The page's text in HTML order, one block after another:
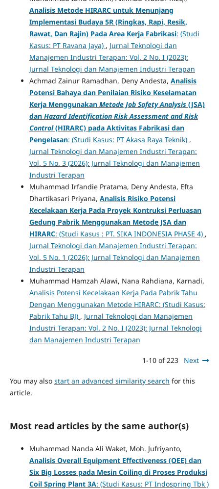
Analisis Metode HIRARC untuk Menunjang
Implementasi Budaya 5R (Ringkas, Rapi, Resik,
Rawat, Dan Rajin) Pada Area Kerja Fabrikasi: (Studi
Kasus: PT Ravana Jaya) , Jurnal Teknologi dan
Manajemen Industri Terapan: Vol. 2 No. I (2023):
Jurnal Teknologi dan Manajemen Industri Terapan
Achmad Zainur Ramadhan, Deny Andesta, Analisis
Potensi Bahaya dan Penilaian Risiko Keselamatan
Kerja Menggunakan Metode Job Safety Analysis (JSA)
dan Hazard Identification Risk Assessment and Risk
Control(HIRARC) pada Aktivitas Fabrikasi dan
Pengelasan: (Studi Kasus: PT Akasa Raya Teknik) ,
Jurnal Teknologi dan Manajemen Industri Terapan:
Vol. 5 No. 3 (2026): Jurnal Teknologi dan Manajemen
Industri Terapan
Muhammad Irfandie Pratama, Deny Andesta, Efta
Dhartikasari Priyana, Analisis Risiko Potensi
Kecelakaan Kerja Pada Proyek Kontruksi Perluasan
Gedung Pabrik Menggunakan Metode JSA dan
HIRARC: (Studi Kasus : PT. SIKA INDONESIA PHASE 4) ,
Jurnal Teknologi dan Manajemen Industri Terapan:
Vol. 5 No. 1 (2026): Jurnal Teknologi dan Manajemen
Industri Terapan
Muhammad Hamzah Alawi, Nana Rahdiana, Karnadi,
Analisis Potensi Kecelakaan Kerja Pada Pabrik Tahu
Dengan Menggunakan Metode HIRARC: (Studi Kasus:
Pabrik Tahu BJ) , Jurnal Teknologi dan Manajemen
Industri Terapan: Vol. 2 No. I (2023): Jurnal Teknologi
dan Manajemen Industri Terapan
1-10 of 223 Next
You may also start an advanced similarity search for this
article.
Most read articles by the same author(s)
Muhammad Nanda Ali Waket, Moh. Jufriyanto,
Analisis Overall Equipment Effectiveness (OEE) dan
Six Big Losses pada Mesin Coiling di Proses Produksi
Coil Spring Plant 3A: (Studi Kasus: PT Indospring Tbk )